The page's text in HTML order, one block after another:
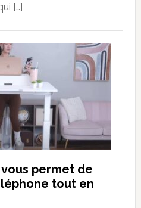
[…]
permet de
tout en